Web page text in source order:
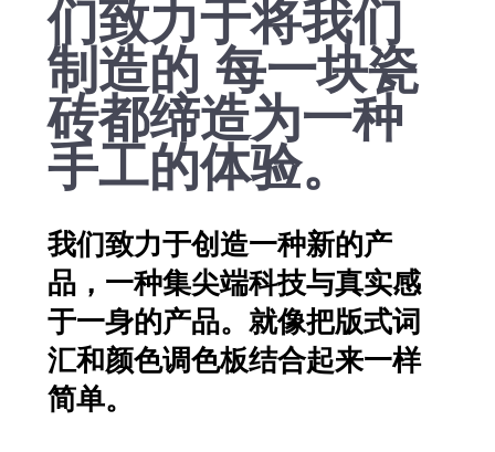
们致力于将我们
制造的 每一块瓷
砖都缔造为一种
手工的体验。
我们致力于创造一种新的产
品，一种集尖端科技与真实感
于一身的产品。就像把版式词
汇和颜色调色板结合起来一样
简单。